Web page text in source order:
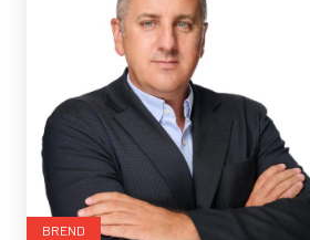
BREND